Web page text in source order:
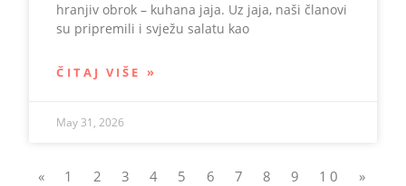
hranjiv obrok – kuhana jaja. Uz jaja, naši članovi
su pripremili i svježu salatu kao
ČITAJ VIŠE »
May 31, 2026
« 1 2 3 4 5 6 7 8 9 10 »